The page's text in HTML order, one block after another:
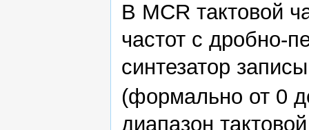
В MCR тактовой
частот с дробно-
синтезатор
(формально от 0
диапазон